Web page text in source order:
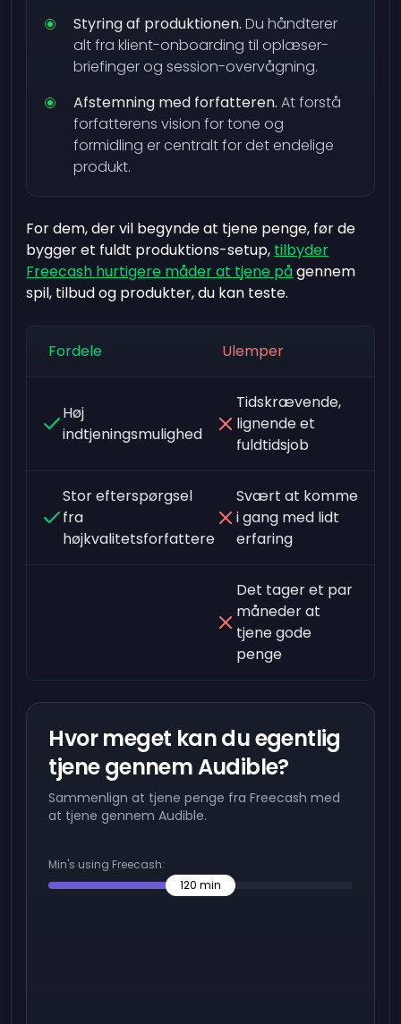
Styring af produktionen. Du håndterer
alt fra klient-onboarding til oplæser-
briefinger og session-overvågning.
Afstemning med forfatteren. At forstå
forfatterens vision for tone og
formidling er centralt for det endelige
produkt.
For dem, der vil begynde at tjene penge, før de
bygger et fuldt produktions-setup, tilbyder
Freecash hurtigere måder at tjene pågennem
spil, tilbud og produkter, du kan teste.
Fordele Ulemper
Høj
indtjeningsmulighed
Tidskrævende,
lignende et
fuldtidsjob
Stor efterspørgsel
fra
højkvalitetsforfattere
Svært at komme
i gang med lidt
erfaring
Det tager et par
måneder at
tjene gode
penge
Hvor meget kan du egentlig
tjene gennem Audible?
Sammenlign at tjene penge fra Freecash med
at tjene gennem Audible.
Min's using Freecash:
120 min